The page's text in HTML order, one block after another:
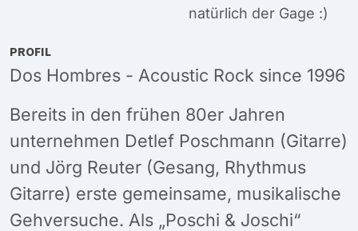
natürlich der Gage :)
PROFIL
Dos Hombres - Acoustic Rock since 1996
Bereits in den frühen 80er Jahren
unternehmen Detlef Poschmann (Gitarre)
und Jörg Reuter (Gesang, Rhythmus
Gitarre) erste gemeinsame, musikalische
Gehversuche. Als „Poschi & Joschi“